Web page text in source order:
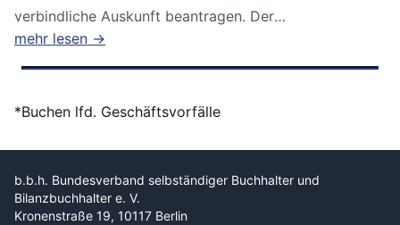
verbindliche Auskunft beantragen. Der
Bundesfinanzhof...
mehr lesen →
*Buchen lfd. Geschäftsvorfälle
b.b.h. Bundesverband selbständiger Buchhalter und
Bilanzbuchhalter e. V.
Kronenstraße 19, 10117 Berlin